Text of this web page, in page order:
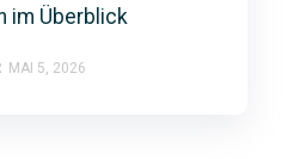
im Überblick
MAI 5, 2026